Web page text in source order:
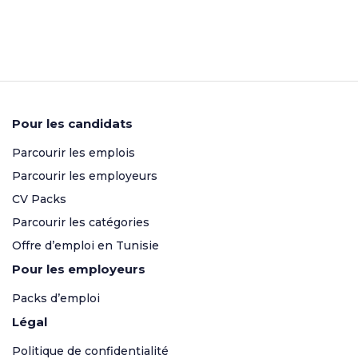
Pour les candidats
Parcourir les emplois
Parcourir les employeurs
CV Packs
Parcourir les catégories
Offre d’emploi en Tunisie
Pour les employeurs
Packs d’emploi
Légal
Politique de confidentialité